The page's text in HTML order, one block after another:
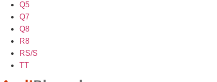
Q5
Q7
Q8
R8
RS/S
TT